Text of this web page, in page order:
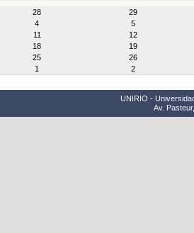
28
29
4
5
11
12
18
19
25
26
1 2
UNIRIO -
Av.